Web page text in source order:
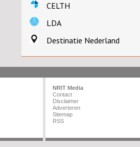
CELTH
LDA
Destinatie Nederland
NRIT Media
Contact
Disclaimer
Adverteren
Sitemap
RSS